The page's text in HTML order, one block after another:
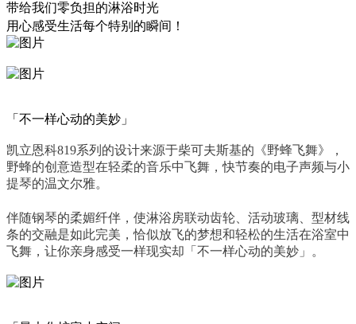
带给我们零负担的淋浴时光
用心感受生活每个特别的瞬间！
「不一样心动的美妙」
凯立恩科819系列的设计来源于柴可夫斯基的《野蜂飞舞》，
野蜂的创意造型在轻柔的音乐中飞舞，快节奏的电子声频与小
提琴的温文尔雅。
伴随钢琴的柔媚纤伴，使淋浴房联动齿轮、活动玻璃、型材线
条的交融是如此完美，恰似放飞的梦想和轻松的生活在浴室中
飞舞，让你亲身感受一样现实却「不一样心动的美妙」。